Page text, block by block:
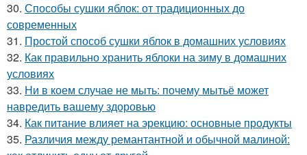
30. Способы сушки яблок: от традиционных до
современных
31. Простой способ сушки яблок в домашних условиях
32. Как правильно хранить яблоки на зиму в домашних
условиях
33. Ни в коем случае не мыть: почему мытьё может
навредить вашему здоровью
34. Как питание влияет на эрекцию: основные продукты
35. Различия между ремантантной и обычной малиной: